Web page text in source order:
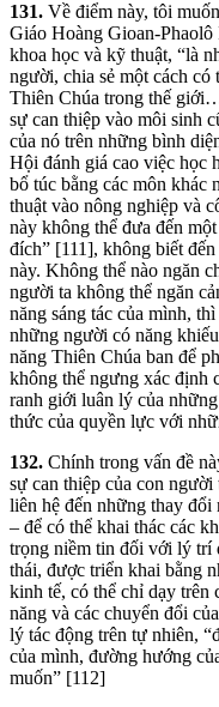
131. Về điểm này, tôi
Giáo Hoàng Gioan-
khoa học và kỹ thuật, “là
người, chia sẻ một cách có
Thiên Chúa trong thế
sự can thiệp vào môi sinh
của nó trên những bình
Hội đánh giá cao việc học
bổ túc bằng các môn khác
thuật vào nông nghiệp và
này không thể đưa đến
đích” [111], không biết
này. Không thể nào ngăn
người ta không thể ngăn
năng sáng tác của mình,
những người có năng
năng Thiên Chúa ban để
không thể ngưng xác định
ranh giới luân lý của
thức của quyền lực với
132. Chính trong vấn đề
sự can thiệp của con
liên hệ đến những thay
– để có thể khai thác các
trọng niềm tin đối với lý trí
thái, được triển khai bằng
kinh tế, có thể chỉ dạy trên
năng và các chuyển đổi
lý tác động trên tự nhiên,
của mình, đường hướng
muốn” [112]